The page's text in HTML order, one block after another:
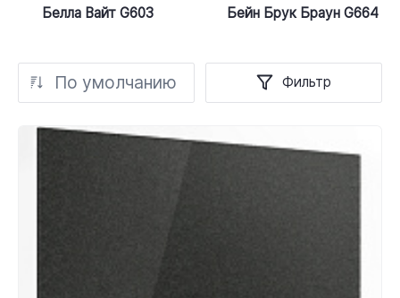
Белла Вайт G603 Бейн Брук Браун G664
По умолчанию Фильтр